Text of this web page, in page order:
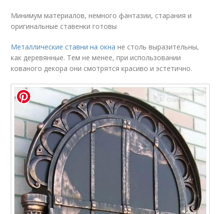
Минимум материалов, немного фантазии, старания и
оригинальные ставенки готовы
Металлические ставни на окна не столь выразительны,
как деревянные. Тем не менее, при использовании
кованого декора они смотрятся красиво и эстетично.